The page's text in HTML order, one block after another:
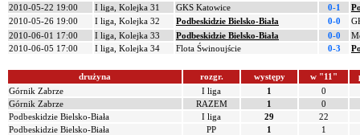
2010-05-22 19:00
I liga, Kolejka 31 GKS Katowice 0-1
2010-05-26 19:00
I liga, Kolejka 32 Podbeskidzie Bielsko-Biała 0-0
2010-06-01 17:00
I liga, Kolejka 33 Podbeskidzie Bielsko-Biała 0-0
2010-06-05 17:00
I liga, Kolejka 34 Flota Świnoujście 0-3
drużyna rozgr. występy w "11"
Górnik Zabrze
I liga 1
0
Górnik Zabrze
RAZEM 1
0
Podbeskidzie Bielsko-Biała
I liga 29
22
Podbeskidzie Bielsko-Biała
PP 1
1